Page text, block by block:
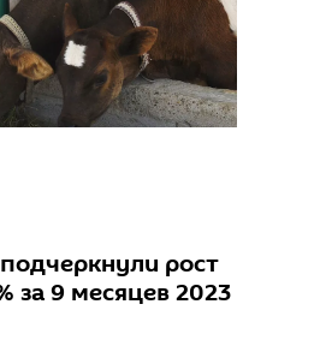
рост
за 9 месяцев 2023